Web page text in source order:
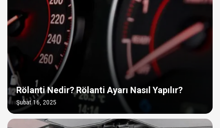
Rölanti Nedir? Rölanti Ayarı Nasıl Yapılır?
Şubat 16, 2025